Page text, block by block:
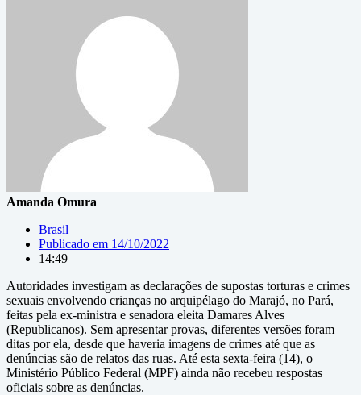
Amanda Omura
Brasil
Publicado em 14/10/2022
14:49
Autoridades investigam as declarações de supostas torturas e crimes
sexuais envolvendo crianças no arquipélago do Marajó, no Pará,
feitas pela ex-ministra e senadora eleita Damares Alves
(Republicanos). Sem apresentar provas, diferentes versões foram
ditas por ela, desde que haveria imagens de crimes até que as
denúncias são de relatos das ruas. Até esta sexta-feira (14), o
Ministério Público Federal (MPF) ainda não recebeu respostas
oficiais sobre as denúncias.